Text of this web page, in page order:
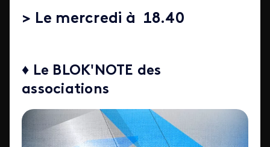
> Le mercredi à 18.40
♦ Le BLOK'NOTE des
associations